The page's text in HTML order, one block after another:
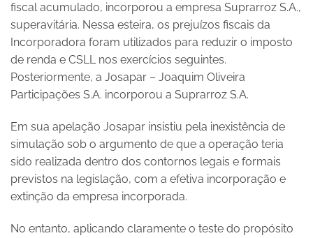
fiscal acumulado, incorporou a empresa Suprarroz S.A.,
superavitária. Nessa esteira, os prejuízos fiscais da
Incorporadora foram utilizados para reduzir o imposto
de renda e CSLL nos exercícios seguintes.
Posteriormente, a Josapar – Joaquim Oliveira
Participações S.A. incorporou a Suprarroz S.A.
Em sua apelação Josapar insistiu pela inexistência de
simulação sob o argumento de que a operação teria
sido realizada dentro dos contornos legais e formais
previstos na legislação, com a efetiva incorporação e
extinção da empresa incorporada.
No entanto, aplicando claramente o teste do propósito